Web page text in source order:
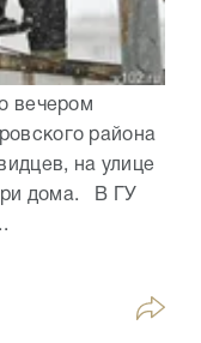
вечером
района
на улице
дома. В ГУ